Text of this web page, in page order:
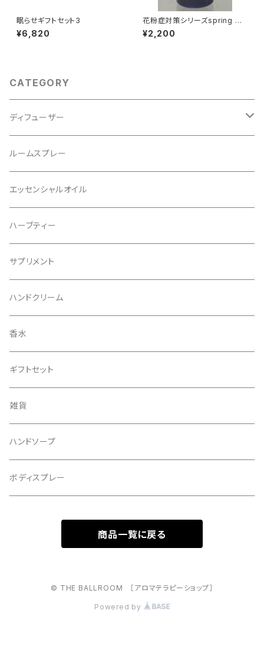
眠らせギフトセット3
¥6,820
花粉症対策シリーズspring エ
ッセンシャルオイル 5ml
¥2,200
CATEGORY
ディフューザー
レフィル
リフィル
ルームスプレー
エッセンシャルオイル
ハーブティー
サプリメント
ハンドクリーム
香水
ギフトセット
雑貨
ハンドソープ
ボディスプレー
商品一覧に戻る
© THE BALLROOM ［アロマテラピーショップ］
Powered by